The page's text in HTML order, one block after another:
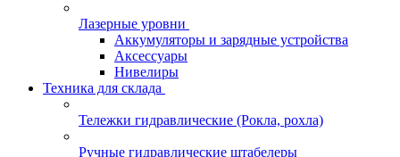
Лазерные уровни
Аккумуляторы и зарядные устройства
Аксессуары
Нивелиры
Техника для склада
Тележки гидравлические (Рокла, рохла)
Ручные гидравлические штабелеры